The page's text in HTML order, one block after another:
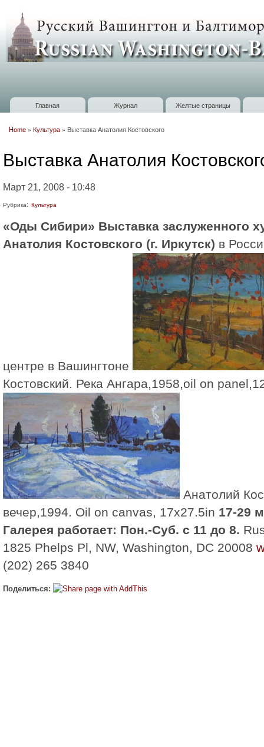
Russian
Washington
Baltimore
Главное меню
Главная Журнал Желтые страницы
Home » Культура » Выставка Анатолия Костовского
Выставка Анатолия
Март 21, 2008 - 10:48
Рубрика: Культура
«Оды Сибири» Выставка заслуженного
Анатолия Костовского (г. Иркутск) в
центре в Вашингтоне
Костовский. Река Ангара,1958,oil on
Анатолий
вечер,1994. Oil on canvas, 17x27.5in 17-29
Галерея работает: Пон.-Суб. с 11 до 8.
1825 Phelps Pl, NW, Washington, DC 20008
(202) 265 3840
Поделиться: